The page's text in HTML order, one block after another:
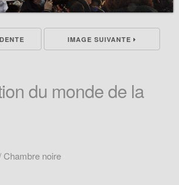
IMAGE SUIVANTE
du monde de la
noire